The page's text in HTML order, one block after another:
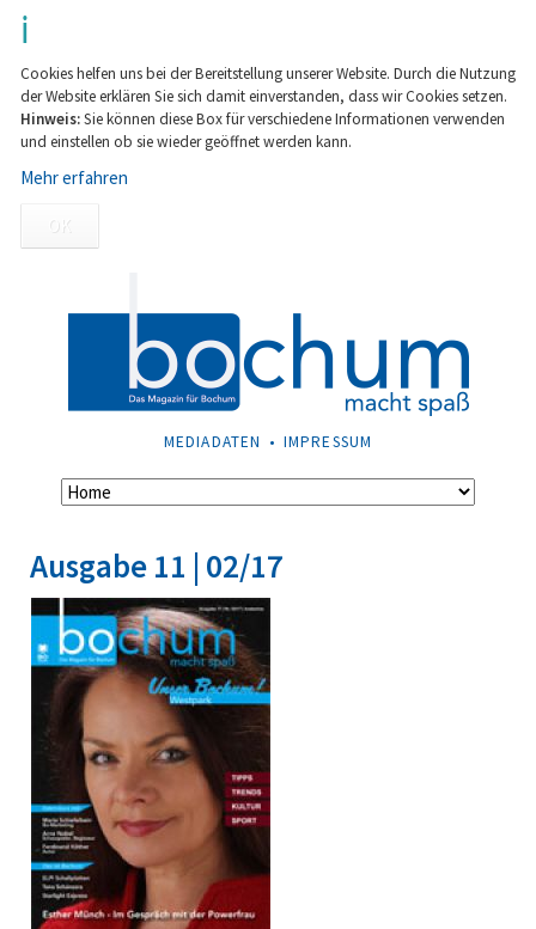
Cookies helfen uns bei der Bereitstellung unserer Website. Durch die Nutzung
der Website erklären Sie sich damit einverstanden, dass wir Cookies setzen.
Hinweis:Sie können diese Box für verschiedene Informationen verwenden
und einstellen ob sie wieder geöffnet werden kann.
Mehr erfahren
OK
NAVIGATION
MEDIADATEN IMPRESSUM
Navigation
Ausgabe 11 | 02/17